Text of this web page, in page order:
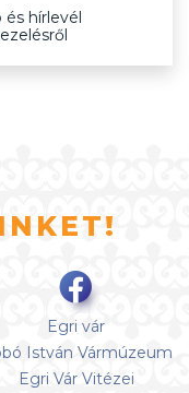
hírlevél
Egri vár
István Vármúzeum
Egri Vár Vitézei